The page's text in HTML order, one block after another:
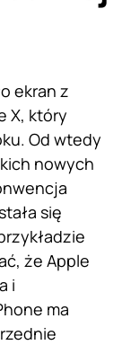
ekran z
X, który
Od wtedy
nowych
się
że Apple
i
ma